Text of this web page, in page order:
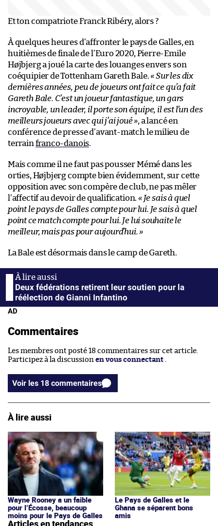
Et ton compatriote Franck Ribéry, alors ?
À quelques heures d’affronter le pays de Galles, en
huitièmes de finale de l’Euro 2020, Pierre-Emile
Højbjerg a joué la carte des louanges envers son
coéquipier de Tottenham Gareth Bale.« Sur les dix
dernières années, peu de joueurs ont fait ce qu’a fait
Gareth Bale. C’est un joueur fantastique, un gars
incroyable, un leader, il porte son équipe, il est l’un des
meilleurs joueurs avec qui j’ai joué », a lancé en
conférence de presse d’avant-match le milieu de
terrain franco-danois.
Mais comme il ne faut pas pousser Mémé dans les
orties, Højbjerg compte bien évidemment, sur cette
opposition avec son compère de club, ne pas mêler
l’affectif au devoir de qualification. « Je sais à quel
point le pays de Galles compte pour lui. Je sais à quel
point ce match compte pour lui. Je lui souhaite le
meilleur, mais pas pour aujourd’hui. »
La Bale est désormais dans le camp de Gareth.
Deux fédérations retirent leur soutien pour la
réélection de Gianni Infantino
AD
Commentaires
Les membres ont posté 18 commentaires sur cet article.
Participez à la discussion en vous connectant
Voir les 18 commentaires
À lire aussi
Wayne Rooney a un faible
pour l’Écosse, beaucoup
moins pour le Pays de Galles
Le Pays de Galles et le
Ghana se séparent bons
amis
Articles en tendances